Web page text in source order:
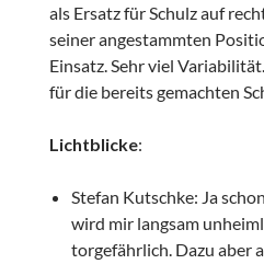
als Ersatz für Schulz auf
seiner angestammten
Einsatz. Sehr viel
für die bereits gemachten
Lichtblicke:
Stefan Kutschke: Ja
wird mir langsam
torgefährlich. Dazu aber